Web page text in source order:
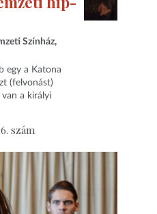
Színház,
egy a Katona
(felvonást)
a királyi
szám